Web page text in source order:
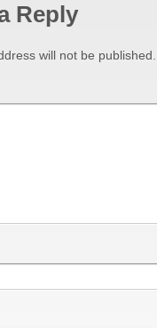
Reply
will not be published.